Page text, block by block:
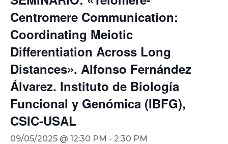
Centromere Communication:
Coordinating Meiotic
Differentiation Across Long
Distances». Alfonso Fernández
Álvarez. Instituto de Biología
Funcional y Genómica (IBFG),
CSIC-USAL
09/05/2025 @ 12:30 PM - 2:30 PM